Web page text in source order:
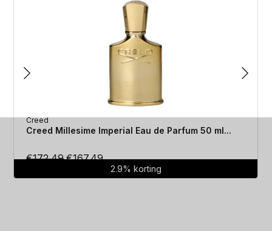
Creed
Creed Millesime Imperial Eau de Parfum 50 ml...
€172.49Oorspronkelijke
€167.49Huidige
prijs
2.9% korting